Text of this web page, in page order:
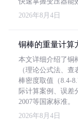
2026年8月4日
铜棒的重量计算
本文详细介绍了铜
（理论公式法、
棒密度取值（8.4-
际计算案例、误差
2007等国家标准。
2026年8月4日